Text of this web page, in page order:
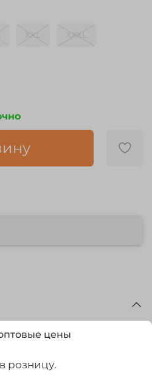
XXL XXXL
имеет
стесняющий движений,
цены
розницу.